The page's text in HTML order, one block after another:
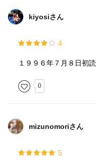
kiyosiさん
4
１９９６年７月８日初読
0
mizunomoriさん
5